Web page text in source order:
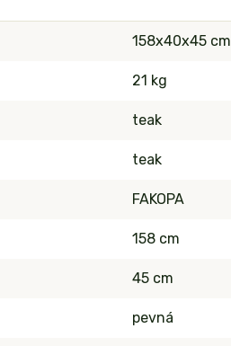
158x40x45 cm
21 kg
teak
teak
FAKOPA
158 cm
45 cm
pevná